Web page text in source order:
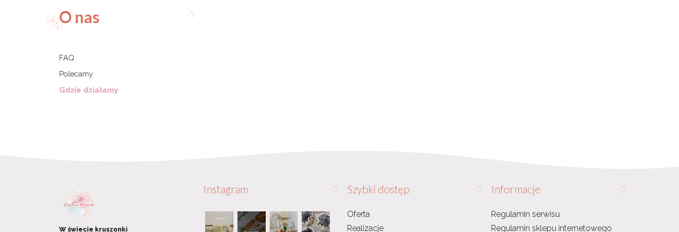
O nas
FAQ
Polecamy
Gdzie działamy
W świecie kruszonki
Instagram Szybki dostęp
Oferta
Realizacje
Informacje
Regulamin serwisu
Regulamin sklepu internetowego